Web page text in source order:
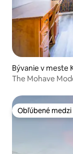
Bývanie v meste
The Mohave
Obľúbené
Obľúbené